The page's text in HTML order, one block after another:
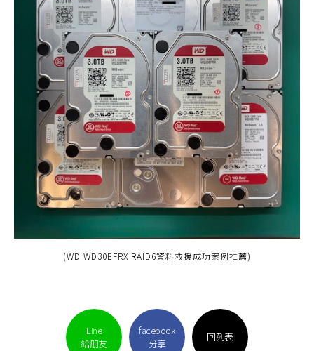
(WD WD30EFRX RAID6資料救援成功案例推薦)
Line
給朋友
facebook
分享
回列表